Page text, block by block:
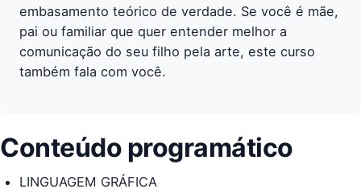
embasamento teórico de verdade. Se você é mãe,
pai ou familiar que quer entender melhor a
comunicação do seu filho pela arte, este curso
também fala com você.
Conteúdo programático
LINGUAGEM GRÁFICA